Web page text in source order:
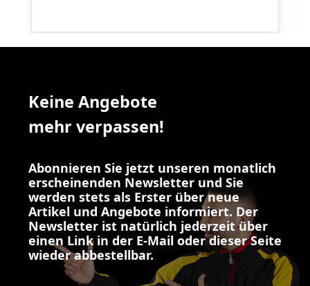
Keine Angebote
mehr verpassen!
Abonnieren Sie jetzt unseren monatlich
erscheinenden Newsletter und Sie
werden stets als Erster über neue
Artikel und Angebote informiert. Der
Newsletter ist natürlich jederzeit über
einen Link in der E-Mail oder dieser Seite
wieder abbestellbar.